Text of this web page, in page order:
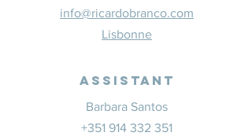
info@ricardobranco.com
Lisbonne
Assistant
Barbara Santos
+351 914 332 351